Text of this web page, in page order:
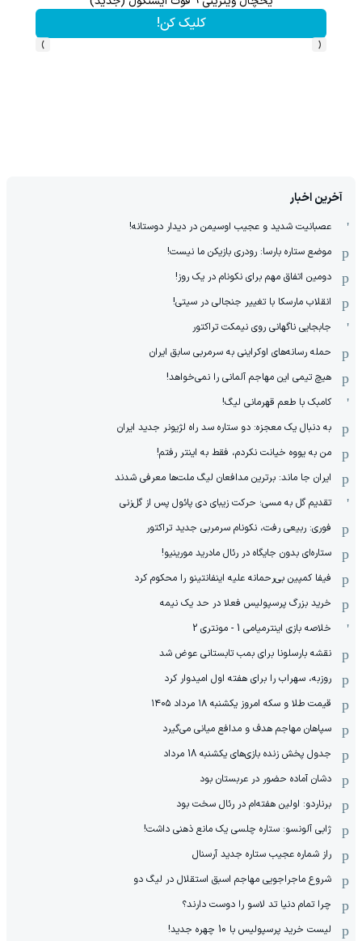
کلیک کن!
‹
›
آخرین اخبار
عصبانیت شدید و عجیب اوسیمن در دیدار دوستانه!
موضع ستاره بارسا: رودری بازیکن ما نیست!
دومین اتفاق مهم برای نکونام در یک روز!
انقلاب مارسکا با تغییر جنجالی در سیتی!
جابجایی ناگهانی روی نیمکت تراکتور
حمله رسانه‌های اوکراینی به سرمربی سابق ایران
هیچ‌ تیمی این مهاجم آلمانی را نمی‌خواهد!
کامبک با طعم قهرمانی لیگ!
به دنبال یک معجزه: دو ستاره سد راه لژیونر جدید ایران
من به یووه خیانت نکردم، فقط به اینتر رفتم!
ایران جا ماند: برترین مدافعان لیگ ملت‌ها معرفی شدند
تقدیم گل به مسی؛ حرکت زیبای دی پائول پس از گل‌زنی
فوری: ربیعی رفت، نکونام سرمربی جدید تراکتور
ستاره‌ای بدون جایگاه در رئال مادرید مورینیو!
فیفا کمپین بی‌رحمانه علیه اینفانتینو را محکوم کرد
خرید بزرگ پرسپولیس فعلا در حد یک نیمه
خلاصه بازی اینترمیامی 1 - مونتری 2
نقشه بارسلونا برای بمب تابستانی عوض شد
روزبه، سهراب را برای هفته اول امیدوار کرد
قیمت طلا و سکه امروز یکشنبه ۱۸ مرداد ۱۴۰۵
سپاهان مهاجم هدف و مدافع میانی می‌گیرد
جدول پخش زنده بازی‌های یکشنبه 18 مرداد
دشان آماده حضور در عربستان بود
برناردو: اولین هفته‌ام در رئال سخت بود
ژابی آلونسو: ستاره چلسی یک مانع ذهنی داشت!
راز شماره عجیب ستاره جدید آرسنال
شروع ماجراجویی مهاجم اسبق استقلال در لیگ دو
چرا تمام دنیا تد لاسو را دوست دارند؟
لیست خرید پرسپولیس با 10 چهره جدید!